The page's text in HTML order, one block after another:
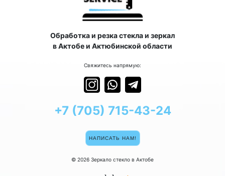
Обработка и резка стекла и зеркал
в Актобе и Актюбинской области
Свяжитесь напрямую:
+7 (705) 715-43-24
НАПИСАТЬ НАМ!
© 2026 Зеркало стекло в Актобе